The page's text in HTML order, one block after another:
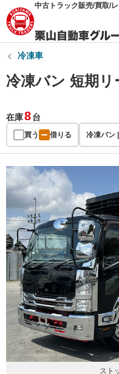
中古トラック販売/買取/
冷凍車
冷凍バン 短期リ
在庫8台
買う 借りる 冷凍バン
スト